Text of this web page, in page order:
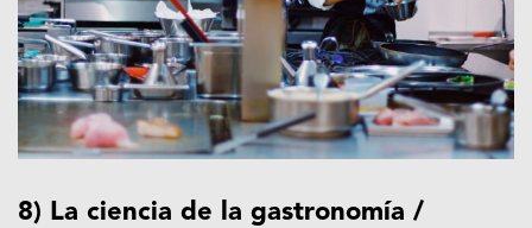
8) La ciencia de la gastronomía /